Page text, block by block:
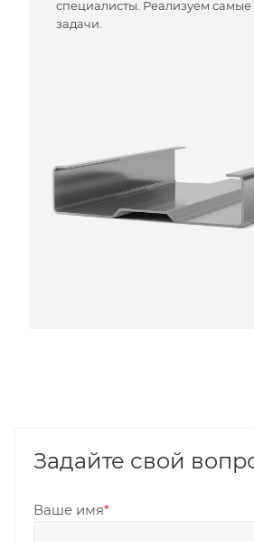
специалисты. Реализуем
задачи.
Задайте свой
Ваше имя*